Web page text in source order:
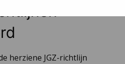
herziene JGZ-richtlijn